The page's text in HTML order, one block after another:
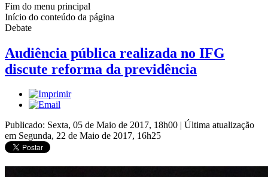
Fim do menu principal
Início do conteúdo da página
Debate
Audiência pública realizada no IFG
discute reforma da previdência
Publicado: Sexta, 05 de Maio de 2017, 18h00 | Última atualização
em Segunda, 22 de Maio de 2017, 16h25